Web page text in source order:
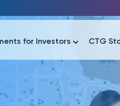
for Investors CTG